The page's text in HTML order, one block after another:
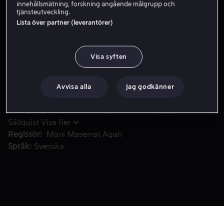
prostitueras. I jakten på hämnd sammanflätas hennes
öde med Ewert Grens, en polis på jakt efter en farlig
brottsling som han hatar innerligt.
Sällquist Visa fler
Regissör
Mani Maserrat Agah
Språk
Svenska
innehållsmätning, forskning angående målgrupp och
tjänsteutveckling.
Lista över partner (leverantörer)
Visa syften
Avvisa alla Jag godkänner